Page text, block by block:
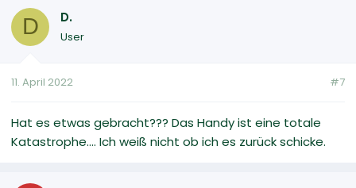
D D.
User
11. April 2022 #7
Hat es etwas gebracht??? Das Handy ist eine totale
Katastrophe.... Ich weiß nicht ob ich es zurück schicke.